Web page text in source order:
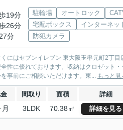
19分
26分
分
駐輪場 オートロック
宅配ボックス
インターネッ
防犯カメラ
にはセブンイレブン 東大阪玉串元町2丁目
性に優れております。収納はクロゼット
事前にご相談いただけます。東... もっと見
間取り 面積 詳細
3LDK 70.38㎡ 詳細を見る